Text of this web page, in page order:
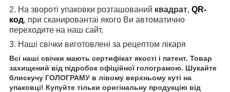
2. На звороті упаковки розташований квадрат, QR-
код, при сканировантаі якого Ви автоматично
переходите на наш сайт.
3. Наші свічки виготовлені за рецептом лікаря
Всі наші свічки мають сертифікат якості і патент. Товар
захищений від підробок офіційної голограмою. Шукайте
блискучу ГОЛОГРАМУ в лівому верхньому куті на
упаковці! Купуйте тільки оригінальну продукцію від